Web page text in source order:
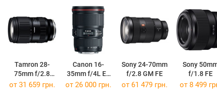
Tamron 28-
75mm f/2.8
VXD Di III G2
Canon 16-
35mm f/4L EF
IS USM
Sony 24-70mm
f/2.8 GM FE
Sony
f/1.8 FE
от 31 659 грн. от 26 000 грн. от 61 479 грн. от 8 499